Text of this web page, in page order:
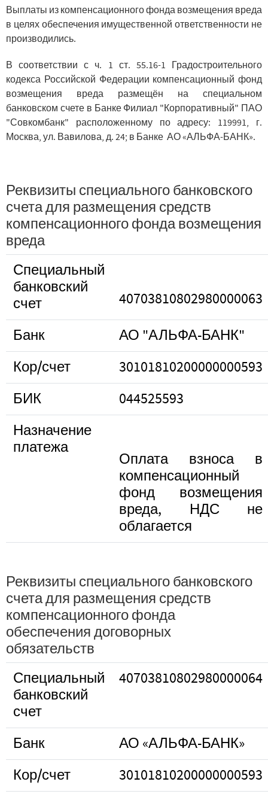
Выплаты из компенсационного фонда возмещения вреда
в целях обеспечения имущественной ответственности не
производились.
В соответствии с ч. 1 ст. 55.16-1 Градостроительного
кодекса Российской Федерации компенсационный фонд
возмещения вреда размещён на специальном
банковском счете в Банке Филиал "Корпоративный" ПАО
"Совкомбанк" расположенному по адресу: 119991, г.
Москва, ул. Вавилова, д. 24; в Банке АО «АЛЬФА-БАНК».
Реквизиты специального банковского
счета для размещения средств
компенсационного фонда возмещения
вреда
Специальный
банковский
счет
40703810802980000063
Банк
АО "АЛЬФА-БАНК"
Кор/счет
30101810200000000593
БИК
044525593
Назначение
платежа
Оплата взноса в
компенсационный
фонд возмещения
вреда, НДС не
облагается
Реквизиты специального банковского
счета для размещения средств
компенсационного фонда
обеспечения договорных
обязательств
Специальный
банковский
счет
40703810802980000064
Банк
АО «АЛЬФА-БАНК»
Кор/счет
30101810200000000593